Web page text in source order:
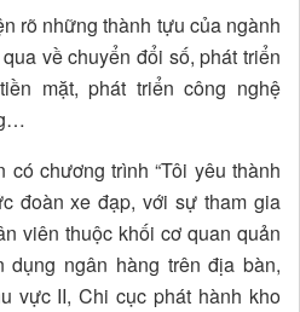
rõ những thành tựu của ngành
về chuyển đổi số, phát triển
mặt, phát triển công nghệ
chương trình “Tôi yêu thành
đoàn xe đạp, với sự tham gia
viên thuộc khối cơ quan quản
ngân hàng trên địa bàn,
vực II, Chi cục phát hành kho